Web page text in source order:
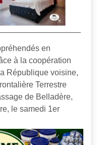
en
à la coopération
République voisine,
Terrestre
de Belladère,
le samedi 1er